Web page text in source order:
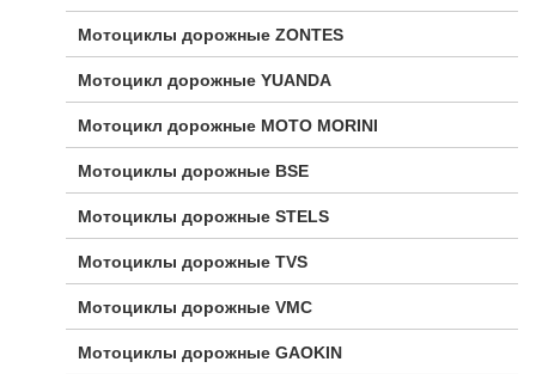
Мотоциклы дорожные ZONTES
Мотоцикл дорожные YUANDA
Мотоцикл дорожные МОТО MORINI
Мотоциклы дорожные BSE
Мотоциклы дорожные STELS
Мотоциклы дорожные TVS
Мотоциклы дорожные VMC
Мотоциклы дорожные GAOKIN